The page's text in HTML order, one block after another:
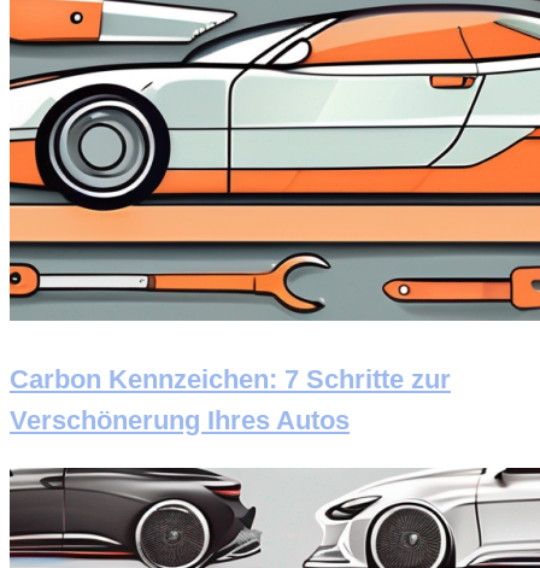
Carbon Kennzeichen: 7 Schritte zur
Verschönerung Ihres Autos